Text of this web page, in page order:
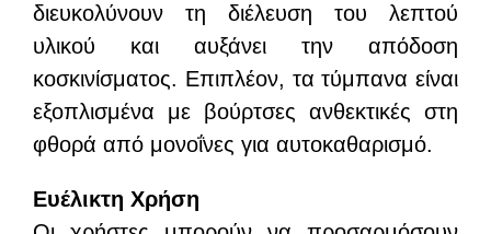
διευκολύνουν τη διέλευση του λεπτού
υλικού και αυξάνει την απόδοση
κοσκινίσματος. Επιπλέον, τα τύμπανα είναι
εξοπλισμένα με βούρτσες ανθεκτικές στη
φθορά από μονοΐνες για αυτοκαθαρισμό.
Ευέλικτη Χρήση